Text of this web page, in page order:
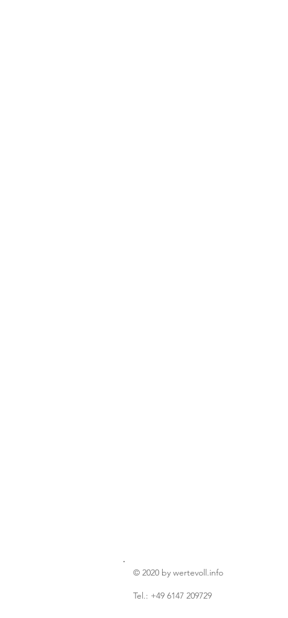
© 2020 by wertevoll.info
Tel.: +49 6147 209729